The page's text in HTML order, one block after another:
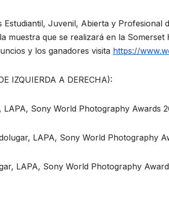
Estudiantil, Juvenil, Abierta y
muestra que se realizará en la
y los ganadores visita https://
IZQUIERDA A DERECHA):
Sony World Photography Awards
LAPA, Sony World Photography
LAPA, Sony World Photography